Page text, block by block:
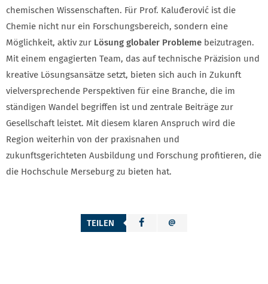
chemischen Wissenschaften. Für Prof. Kaluđerović ist die
Chemie nicht nur ein Forschungsbereich, sondern eine
Möglichkeit, aktiv zur Lösung globaler Probleme beizutragen.
Mit einem engagierten Team, das auf technische Präzision und
kreative Lösungsansätze setzt, bieten sich auch in Zukunft
vielversprechende Perspektiven für eine Branche, die im
ständigen Wandel begriffen ist und zentrale Beiträge zur
Gesellschaft leistet. Mit diesem klaren Anspruch wird die
Region weiterhin von der praxisnahen und
zukunftsgerichteten Ausbildung und Forschung profitieren, die
die Hochschule Merseburg zu bieten hat.
TEILEN